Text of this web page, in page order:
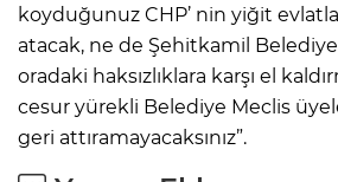
koyduğunuz CHP’ nin yiğit
atacak, ne de Şehitkamil
oradaki haksızlıklara karşı el
cesur yürekli Belediye Meclis
geri attıramayacaksınız”.